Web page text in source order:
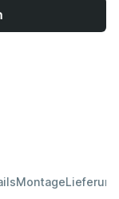
Montage